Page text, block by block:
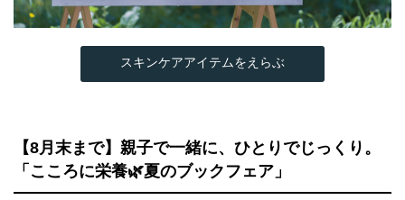
スキンケアアイテムをえらぶ
【8月末まで】親子で一緒に、ひとりでじっくり。
「こころに栄養🌿夏のブックフェア」